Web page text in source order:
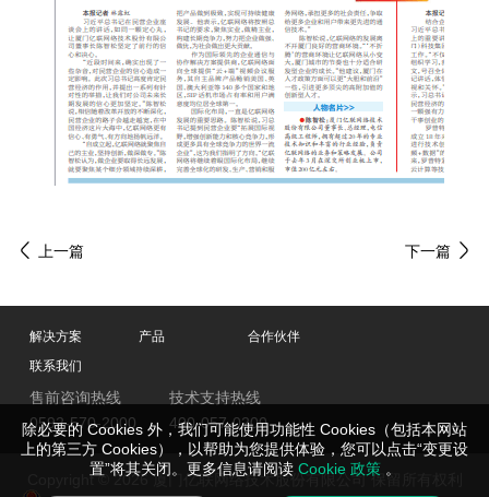
上一篇 下一篇
解决方案 产品
合作伙伴
联系我们
售前咨询热线
0592-570-2000
技术支持热线
400-057-0200
Copyright © 2026 厦门亿联网络技术股份有限公司 保留所有权利
除必要的 Cookies 外，我们可能使用功能性 Cookies（包括本网站
上的第三方 Cookies），以帮助为您提供体验，您可以点击“变更设
置”将其关闭。更多信息请阅读 Cookie 政策 。